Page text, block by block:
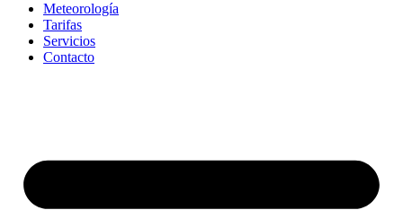
Meteorología
Tarifas
Servicios
Contacto